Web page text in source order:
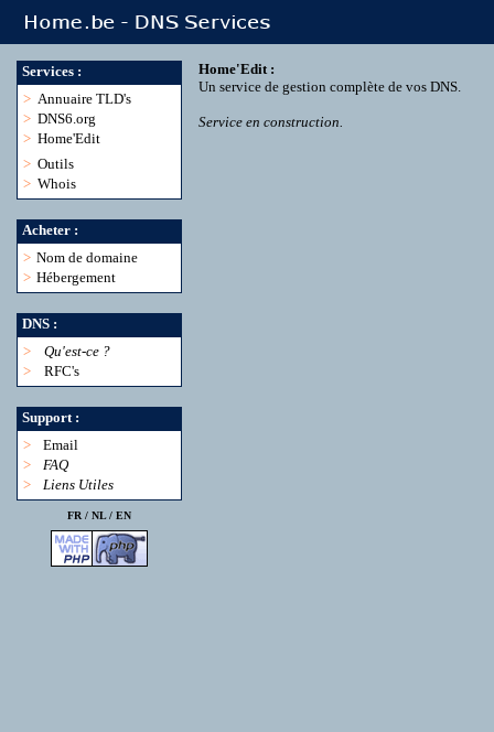
Services :
> Annuaire TLD's
> DNS6.org
> Home'Edit
> Outils
> Whois
Acheter :
> Nom de domaine
> Hébergement
DNS :
>
Qu'est-ce ?
>
RFC's
Support :
>
Email
>
FAQ
>
Liens Utiles
FR / NL/ EN
Home'Edit :
Un service de gestion complète de vos DNS.
Service en construction.